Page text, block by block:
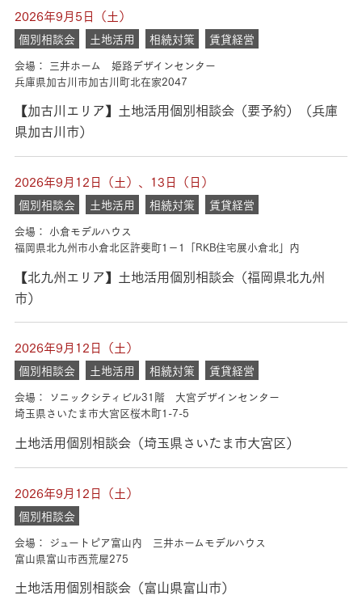
2026年9月5日（土）
個別相談会 土地活用 相続対策 賃貸経営
会場： 三井ホーム 姫路デザインセンター
兵庫県加古川市加古川町北在家2047
【加古川エリア】土地活用個別相談会（要予約）（兵庫
県加古川市）
2026年9月12日（土）、13日（日）
個別相談会 土地活用 相続対策 賃貸経営
会場： 小倉モデルハウス
福岡県北九州市小倉北区許斐町1－1「RKB住宅展小倉北」内
【北九州エリア】土地活用個別相談会（福岡県北九州
市）
2026年9月12日（土）
個別相談会 土地活用 相続対策 賃貸経営
会場： ソニックシティビル31階 大宮デザインセンター
埼玉県さいたま市大宮区桜木町1-7-5
土地活用個別相談会（埼玉県さいたま市大宮区）
2026年9月12日（土）
個別相談会
会場： ジュートピア富山内 三井ホームモデルハウス
富山県富山市西荒屋275
土地活用個別相談会（富山県富山市）